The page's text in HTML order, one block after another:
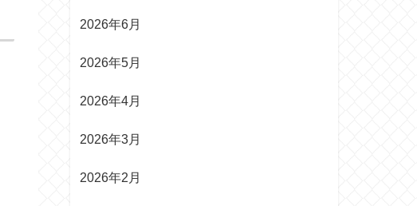
2026年6月
2026年5月
2026年4月
2026年3月
2026年2月